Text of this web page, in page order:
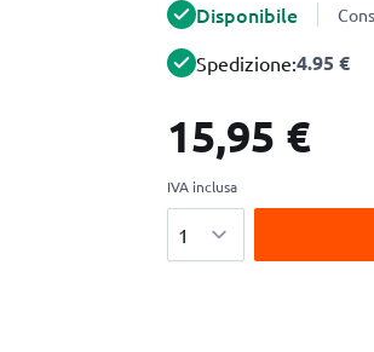
Disponibile
Spedizione:4.95 €
15,95 €
IVA inclusa